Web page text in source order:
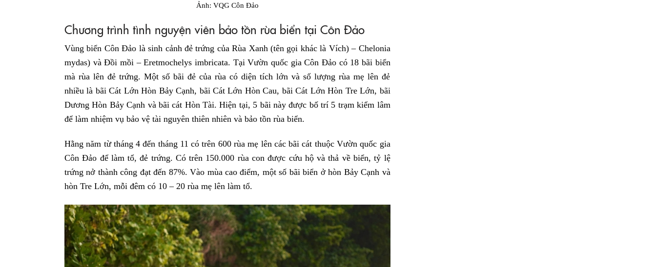
Ảnh: VQG Côn Đảo
Chương trình tình nguyện viên bảo tồn rùa biển tại Côn Đảo
Vùng biển Côn Đảo là sinh cảnh đẻ trứng của Rùa Xanh (tên gọi khác là Vích) – Chelonia
mydas) và Đồi mồi – Eretmochelys imbricata. Tại Vườn quốc gia Côn Đảo có 18 bãi biển
mà rùa lên đẻ trứng. Một số bãi đẻ của rùa có diện tích lớn và số lượng rùa mẹ lên đẻ
nhiều là bãi Cát Lớn Hòn Bảy Cạnh, bãi Cát Lớn Hòn Cau, bãi Cát Lớn Hòn Tre Lớn, bãi
Dương Hòn Bảy Cạnh và bãi cát Hòn Tài. Hiện tại, 5 bãi này được bố trí 5 trạm kiểm lâm
để làm nhiệm vụ bảo vệ tài nguyên thiên nhiên và bảo tồn rùa biển.
Hằng năm từ tháng 4 đến tháng 11 có trên 600 rùa mẹ lên các bãi cát thuộc Vườn quốc gia
Côn Đảo để làm tổ, đẻ trứng. Có trên 150.000 rùa con được cứu hộ và thả về biển, tỷ lệ
trứng nở thành công đạt đến 87%. Vào mùa cao điểm, một số bãi biển ở hòn Bảy Cạnh và
hòn Tre Lớn, mỗi đêm có 10 – 20 rùa mẹ lên làm tổ.